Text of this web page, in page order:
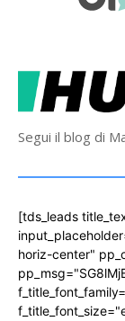
Segui il blog di
[tds_leads
horiz-center"